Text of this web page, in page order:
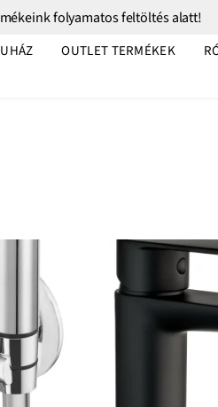
folyamatos feltöltés alatt!
OUTLET TERMÉKEK